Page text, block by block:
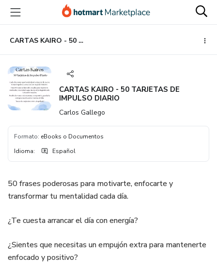
principal
página
de
página
CARTAS KAIRO - 50 TARJETAS DE IMPULSO DIARIO
CARTAS KAIRO - 50 TARJETAS DE
IMPULSO DIARIO
Carlos Gallego
Formato: eBooks o Documentos
Idioma: Español
50 frases poderosas para motivarte, enfocarte y
transformar tu mentalidad cada día.
¿Te cuesta arrancar el día con energía?
¿Sientes que necesitas un empujón extra para mantenerte
enfocado y positivo?